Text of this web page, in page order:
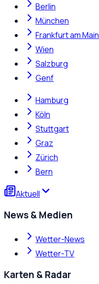
Berlin
München
Frankfurt am Main
Wien
Salzburg
Genf
Hamburg
Köln
Stuttgart
Graz
Zürich
Bern
Aktuell
News & Medien
Wetter-News
Wetter-TV
Karten & Radar